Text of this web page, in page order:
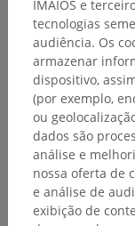
Galeria
IMAIOS e
tecnologias
audiência. Os
armazenar
dispositivo,
(por exemplo,
ou
dados são
análise e
nossa oferta de
e análise de
exibição de